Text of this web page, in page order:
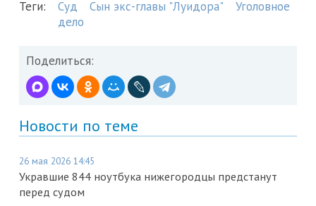
Теги: Суд Сын экс-главы "Луидора"
Уголовное
дело
Поделиться:
Новости по теме
26 мая 2026 14:45
Укравшие 844 ноутбука нижегородцы предстанут
перед судом